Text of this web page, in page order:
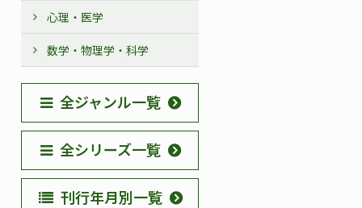
心理・医学
数学・物理学・科学
全ジャンル一覧
全シリーズ一覧
刊行年月別一覧